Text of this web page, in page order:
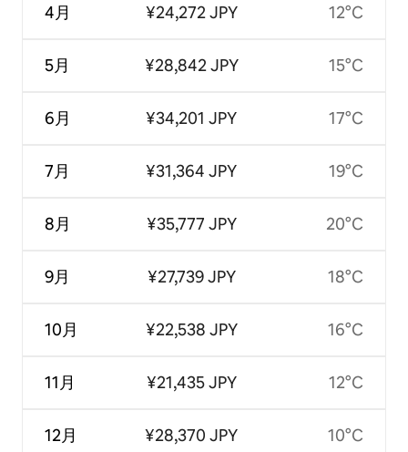
4月
5月
6月
7月
8月
9月
10月
11月
12月
¥24,272 JPY
¥28,842 JPY
¥34,201 JPY
¥31,364 JPY
¥35,777 JPY
¥27,739 JPY
¥22,538 JPY
¥21,435 JPY
¥28,370 JPY
12°C
15°C
17°C
19°C
20°C
18°C
16°C
12°C
10°C